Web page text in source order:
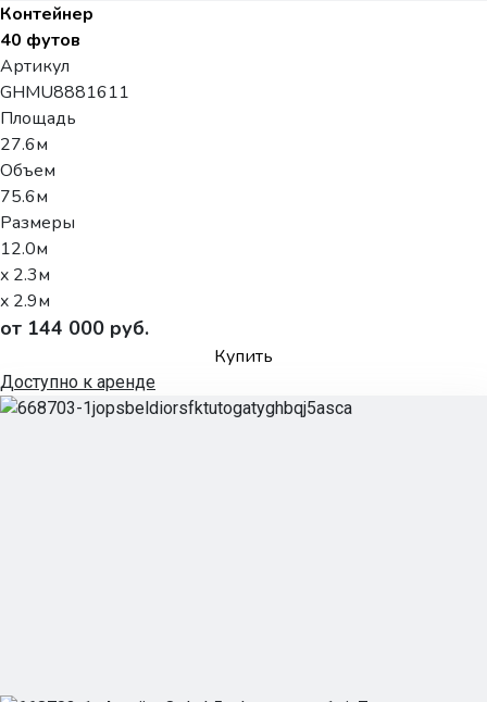
Контейнер
40 футов
Артикул
GHMU8881611
Площадь
27.6м
Объем
75.6м
Размеры
12.0м
x 2.3м
x 2.9м
от 144 000 руб.
Купить
Доступно к аренде